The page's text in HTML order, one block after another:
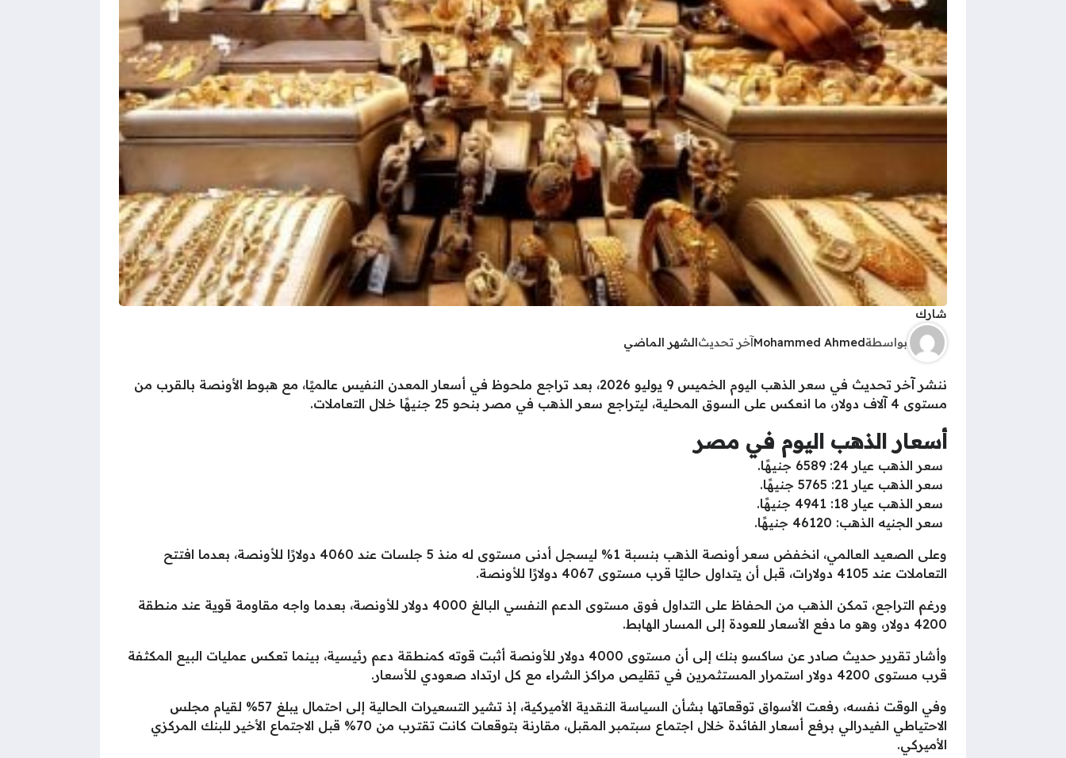
شارك
بواسطةMohammed Ahmedآخر تحديثالشهر الماضي
ننشر آخر تحديث في سعر الذهب اليوم الخميس 9 يوليو 2026، بعد تراجع ملحوظ في أسعار المعدن النفيس عالميًا، مع هبوط الأونصة بالقرب من
مستوى 4 آلاف دولار، ما انعكس على السوق المحلية، ليتراجع سعر الذهب في مصر بنحو 25 جنيهًا خلال التعاملات.
أسعار الذهب اليوم في مصر
سعر الذهب عيار 24: 6589 جنيهًا.
سعر الذهب عيار 21: 5765 جنيهًا.
سعر الذهب عيار 18: 4941 جنيهًا.
سعر الجنيه الذهب: 46120 جنيهًا.
وعلى الصعيد العالمي، انخفض سعر أونصة الذهب بنسبة 1% ليسجل أدنى مستوى له منذ 5 جلسات عند 4060 دولارًا للأونصة، بعدما افتتح
التعاملات عند 4105 دولارات، قبل أن يتداول حاليًا قرب مستوى 4067 دولارًا للأونصة.
ورغم التراجع، تمكن الذهب من الحفاظ على التداول فوق مستوى الدعم النفسي البالغ 4000 دولار للأونصة، بعدما واجه مقاومة قوية عند منطقة
4200 دولار، وهو ما دفع الأسعار للعودة إلى المسار الهابط.
وأشار تقرير حديث صادر عن ساكسو بنك إلى أن مستوى 4000 دولار للأونصة أثبت قوته كمنطقة دعم رئيسية، بينما تعكس عمليات البيع المكثفة
قرب مستوى 4200 دولار استمرار المستثمرين في تقليص مراكز الشراء مع كل ارتداد صعودي للأسعار.
وفي الوقت نفسه، رفعت الأسواق توقعاتها بشأن السياسة النقدية الأميركية، إذ تشير التسعيرات الحالية إلى احتمال يبلغ 57% لقيام مجلس
الاحتياطي الفيدرالي برفع أسعار الفائدة خلال اجتماع سبتمبر المقبل، مقارنة بتوقعات كانت تقترب من 70% قبل الاجتماع الأخير للبنك المركزي
الأميركي.